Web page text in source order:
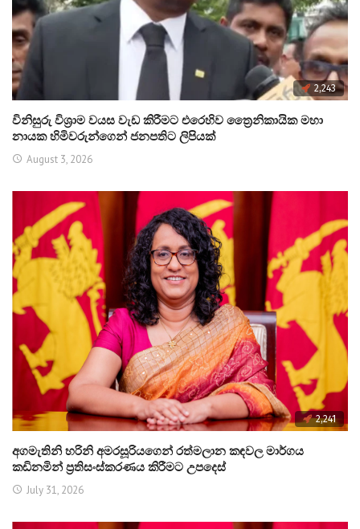
2,243
විනිසුරු විශ්‍රාම වයස වැඩ කිරීමට එරෙහිව ත්‍රෛනිකායික මහා
නායක හිමිවරුන්ගෙන් ජනපතිට ලිපියක්
August 3, 2026
2,241
අගමැතිනි හරිනි අමරසූරියගෙන් රත්මලාන කඳවල මාර්ගය
කඩිනමින් ප්‍රතිසංස්කරණය කිරීමට උපදෙස්
July 31, 2026